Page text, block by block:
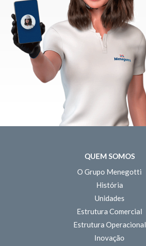
QUEM SOMOS
O Grupo Menegotti
História
Unidades
Estrutura Comercial
Estrutura Operacional
Inovação